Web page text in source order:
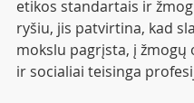
etikos standartais ir
ryšiu, jis patvirtina, kad
mokslu pagrįsta, į
ir socialiai teisinga